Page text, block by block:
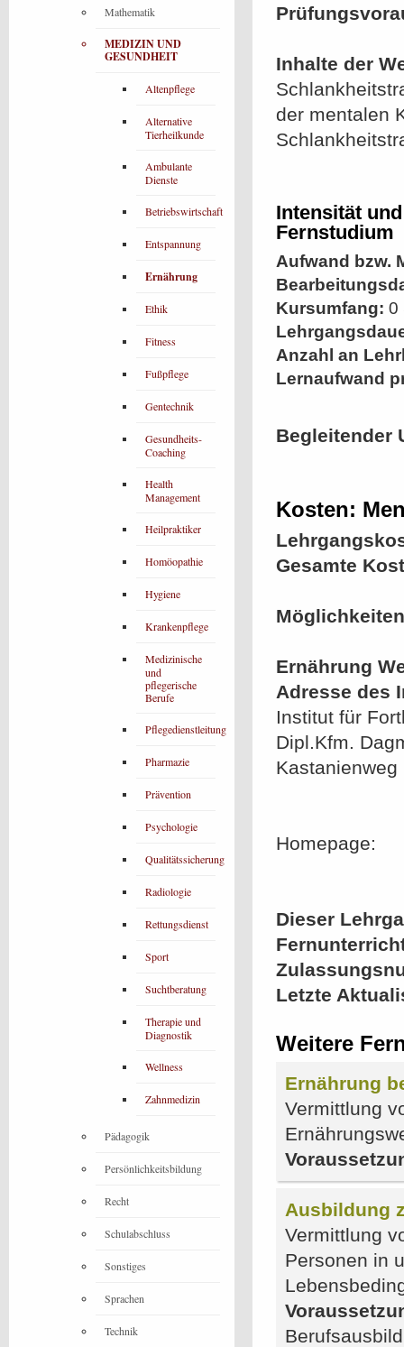
Inhalte der
der mentalen
Intensität
Fernstudium
Aufwand bzw.
Kursumfang: 0
Anzahl an
Lernaufwand
Begleitender
Kosten:
Gesamte
Ernährung
Adresse des
Institut für
Dipl.Kfm.
Kastanienweg
Homepage:
Dieser
Letzte
Weitere
Ernährung
Vermittlung
Ausbildung
Vermittlung
Personen in
Mathematik
MEDIZIN UND
GESUNDHEIT
Altenpflege
Alternative
Tierheilkunde
Ambulante
Dienste
Betriebswirtschaft
Entspannung
Ernährung
Ethik
Fitness
Fußpflege
Gentechnik
Gesundheits-
Coaching
Health
Management
Heilpraktiker
Homöopathie
Hygiene
Krankenpflege
Medizinische
und
pflegerische
Berufe
Pflegedienstleitung
Pharmazie
Prävention
Psychologie
Qualitätssicherung
Radiologie
Rettungsdienst
Sport
Suchtberatung
Therapie und
Diagnostik
Wellness
Zahnmedizin
Pädagogik
Persönlichkeitsbildung
Recht
Schulabschluss
Sonstiges
Sprachen
Technik